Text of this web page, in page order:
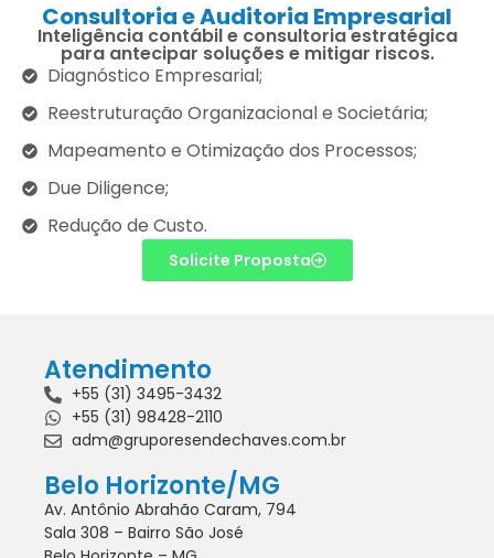
Consultoria e Auditoria Empresarial
Inteligência contábil e consultoria estratégica
para antecipar soluções e mitigar riscos.
Diagnóstico Empresarial;
Reestruturação Organizacional e Societária;
Mapeamento e Otimização dos Processos;
Due Diligence;
Redução de Custo.
Solicite Proposta
Atendimento
+55 (31) 3495-3432
+55 (31) 98428-2110
adm@gruporesendechaves.com.br
Belo Horizonte/MG
Av. Antônio Abrahão Caram, 794
Sala 308 – Bairro São José